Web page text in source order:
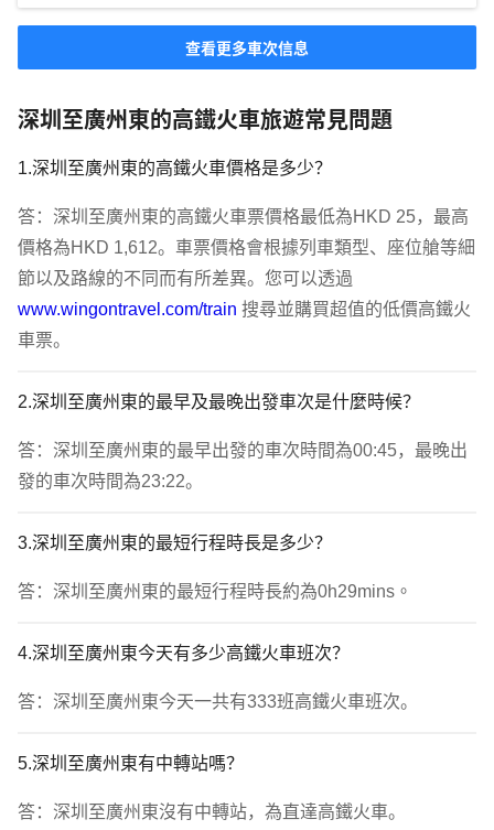
查看更多車次信息
深圳至廣州東的高鐵火車旅遊常見問題
1.深圳至廣州東的高鐵火車價格是多少？
答：深圳至廣州東的高鐵火車票價格最低為HKD 25，最高
價格為HKD 1,612。車票價格會根據列車類型、座位艙等細
www.wingontravel.com/train 搜尋並購買超值的低價高鐵火
車票。
2.深圳至廣州東的最早及最晚出發車次是什麼時候？
答：深圳至廣州東的最早出發的車次時間為00:45，最晚出
發的車次時間為23:22。
3.深圳至廣州東的最短行程時長是多少？
答：深圳至廣州東的最短行程時長約為0h29mins。
4.深圳至廣州東今天有多少高鐵火車班次？
答：深圳至廣州東今天一共有333班高鐵火車班次。
5.深圳至廣州東有中轉站嗎？
答：深圳至廣州東沒有中轉站，為直達高鐵火車。